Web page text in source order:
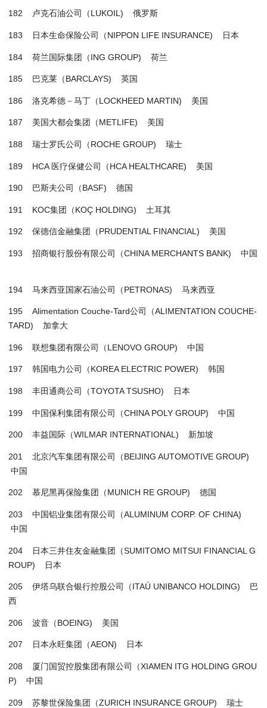
182 卢克石油公司（LUKOIL) 俄罗斯
183 日本生命保险公司（NIPPON LIFE INSURANCE) 日本
184 荷兰国际集团（ING GROUP) 荷兰
185 巴克莱（BARCLAYS) 英国
186 洛克希德－马丁（LOCKHEED MARTIN) 美国
187 美国大都会集团（METLIFE) 美国
188 瑞士罗氏公司（ROCHE GROUP) 瑞士
189 HCA 医疗保健公司（HCA HEALTHCARE) 美国
190 巴斯夫公司（BASF) 德国
191 KOC集团（KOÇ HOLDING) 土耳其
192 保德信金融集团（PRUDENTIAL FINANCIAL) 美国
193 招商银行股份有限公司（CHINA MERCHANTS BANK) 中国
194 马来西亚国家石油公司（PETRONAS) 马来西亚
195 Alimentation Couche-Tard公司（ALIMENTATION COUCHE-
TARD) 加拿大
196 联想集团有限公司（LENOVO GROUP) 中国
197 韩国电力公司（KOREA ELECTRIC POWER) 韩国
198 丰田通商公司（TOYOTA TSUSHO) 日本
199 中国保利集团有限公司（CHINA POLY GROUP) 中国
200 丰益国际（WILMAR INTERNATIONAL) 新加坡
201 北京汽车集团有限公司（BEIJING AUTOMOTIVE GROUP)
中国
202 慕尼黑再保险集团（MUNICH RE GROUP) 德国
203 中国铝业集团有限公司（ALUMINUM CORP. OF CHINA)
中国
204 日本三井住友金融集团（SUMITOMO MITSUI FINANCIAL G
ROUP) 日本
205 伊塔乌联合银行控股公司（ITAÚ UNIBANCO HOLDING) 巴
西
206 波音（BOEING) 美国
207 日本永旺集团（AEON) 日本
208 厦门国贸控股集团有限公司（XIAMEN ITG HOLDING GROU
P) 中国
209 苏黎世保险集团（ZURICH INSURANCE GROUP) 瑞士